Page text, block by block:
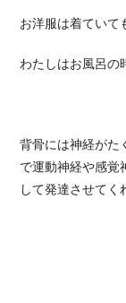
お洋服は着ていて
わたしはお風呂の
背骨には神経がた
で運動神経や感覚
して発達させてく